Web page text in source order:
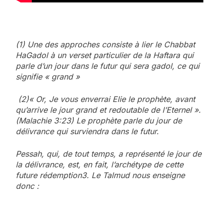
(1) Une des approches consiste à lier le Chabbat
HaGadol à un verset particulier de la Haftara qui
parle d’un jour dans le futur qui sera gadol, ce qui
signifie « grand »
(2)« Or, Je vous enverrai Elie le prophète, avant
qu’arrive le jour grand et redoutable de l’Eternel ».
(Malachie 3:23) Le prophète parle du jour de
délivrance qui surviendra dans le futur.
Pessah, qui, de tout temps, a représenté le jour de
la délivrance, est, en fait, l’archétype de cette
future rédemption3. Le Talmud nous enseigne
donc :